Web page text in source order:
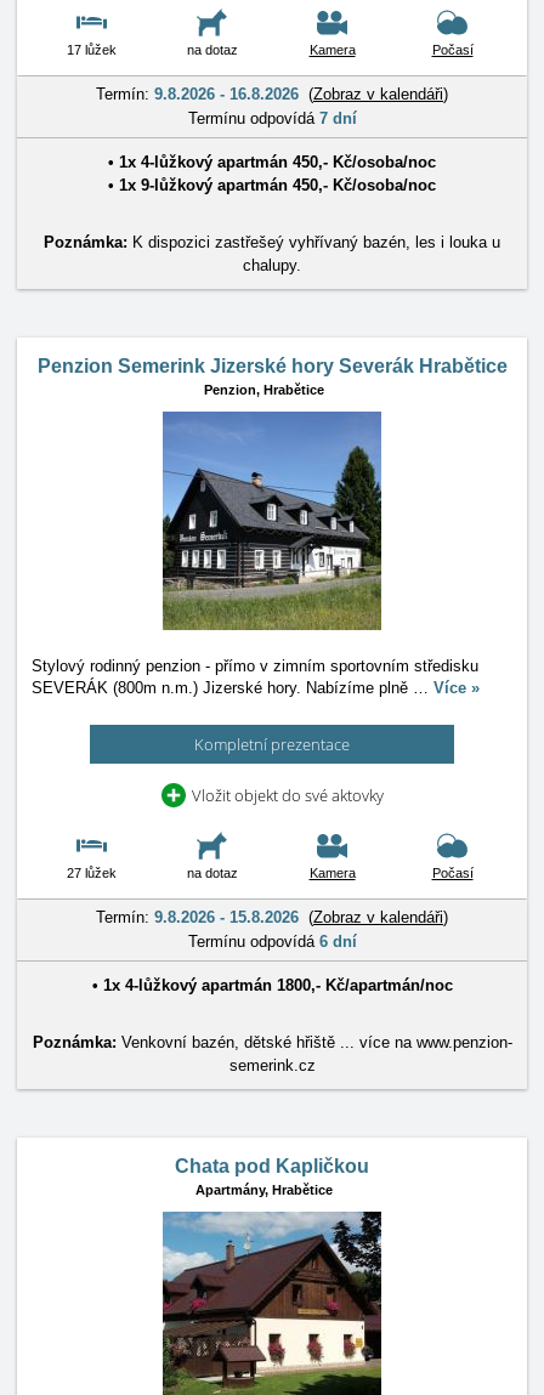
17 lůžek na dotaz Kamera Počasí
Termín: 9.8.2026 - 16.8.2026 (Zobraz v kalendáři)
Termínu odpovídá 7 dní
• 1x 4-lůžkový apartmán 450,- Kč/osoba/noc
• 1x 9-lůžkový apartmán 450,- Kč/osoba/noc
Poznámka: K dispozici zastřešeý vyhřívaný bazén, les i louka u
chalupy.
Penzion Semerink Jizerské hory Severák Hrabětice
Penzion, Hrabětice
Stylový rodinný penzion - přímo v zimním sportovním středisku
SEVERÁK (800m n.m.) Jizerské hory. Nabízíme plně … Více »
Kompletní prezentace
Vložit objekt do své aktovky
27 lůžek na dotaz Kamera Počasí
Termín: 9.8.2026 - 15.8.2026 (Zobraz v kalendáři)
Termínu odpovídá 6 dní
• 1x 4-lůžkový apartmán 1800,- Kč/apartmán/noc
Poznámka: Venkovní bazén, dětské hřiště ... více na www.penzion-
semerink.cz
Chata pod Kapličkou
Apartmány, Hrabětice